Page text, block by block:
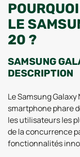
LE
20 ?
SAMSUNG
DESCRIPTION
Le Samsung
smartphone phare
les utilisateurs les
de la concurrence
fonctionnalités